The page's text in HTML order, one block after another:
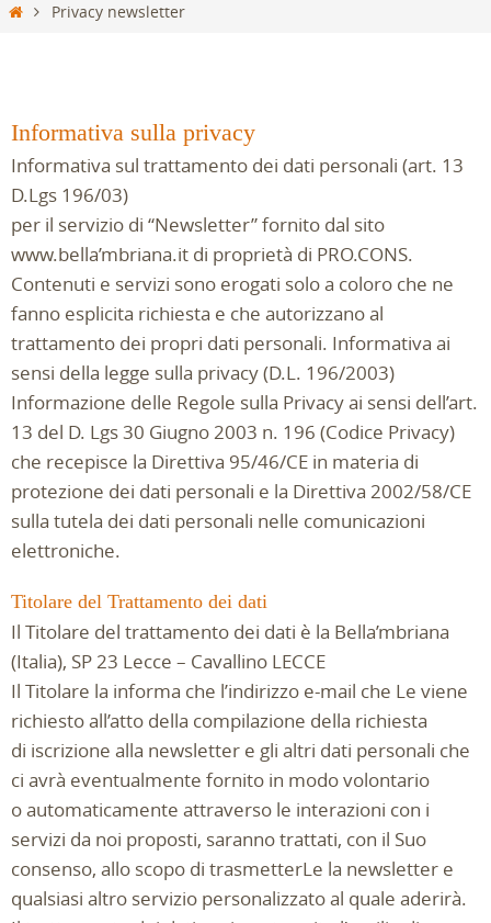
HomePrivacy newsletter
Informativa sulla privacy
Informativa sul trattamento dei dati personali (art. 13
D.Lgs 196/03)
per il servizio di “Newsletter” fornito dal sito
www.bella’mbriana.it di proprietà di PRO.CONS.
Contenuti e servizi sono erogati solo a coloro che ne
fanno esplicita richiesta e che autorizzano al
trattamento dei propri dati personali. Informativa ai
sensi della legge sulla privacy (D.L. 196/2003)
Informazione delle Regole sulla Privacy ai sensi dell’art.
13 del D. Lgs 30 Giugno 2003 n. 196 (Codice Privacy)
che recepisce la Direttiva 95/46/CE in materia di
protezione dei dati personali e la Direttiva 2002/58/CE
sulla tutela dei dati personali nelle comunicazioni
elettroniche.
Titolare del Trattamento dei dati
Il Titolare del trattamento dei dati è la Bella’mbriana
(Italia), SP 23 Lecce – Cavallino LECCE
Il Titolare la informa che l’indirizzo e-mail che Le viene
richiesto all’atto della compilazione della richiesta
di iscrizione alla newsletter e gli altri dati personali che
ci avrà eventualmente fornito in modo volontario
o automaticamente attraverso le interazioni con i
servizi da noi proposti, saranno trattati, con il Suo
consenso, allo scopo di trasmetterLe la newsletter e
qualsiasi altro servizio personalizzato al quale aderirà.